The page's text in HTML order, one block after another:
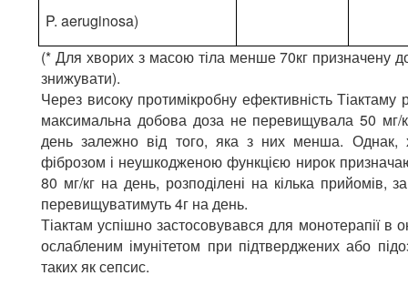
P. aeruginosa)
(* Для хворих з масою тіла менше 70кг призначену
знижувати).
Через високу протимікробну ефективність
максимальна добова доза не перевищувала 50 мг/
день залежно від того, яка з них менша. Однак,
фіброзом і неушкодженою функцією нирок
80 мг/кг на день, розподілені на кілька прийомів,
перевищуватимуть 4г на день.
Тіактам успішно застосовувався для монотерапії в
ослабленим імунітетом при підтверджених або
таких як сепсис.